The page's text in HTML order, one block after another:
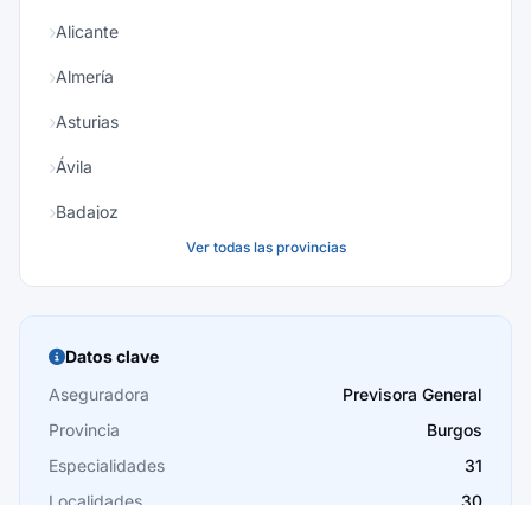
Alicante
Almería
Asturias
Ávila
Badajoz
Burgos
Cáceres
Cádiz
Cantabria
Ver todas las provincias
Datos clave
Aseguradora
Previsora General
Provincia
Burgos
Especialidades
31
Localidades
30